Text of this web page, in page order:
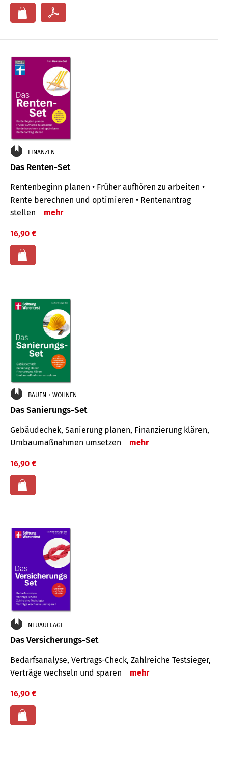
FINANZEN
Das Renten-Set
Rentenbeginn planen • Früher aufhören zu arbeiten •
Rente berechnen und optimieren • Rentenantrag
stellen
mehr
16,90 €
BAUEN + WOHNEN
Das Sanierungs-Set
Gebäudechek, Sanierung planen, Finanzierung klären,
Umbaumaßnahmen umsetzen
mehr
16,90 €
NEUAUFLAGE
Das Versicherungs-Set
Bedarfsanalyse, Vertrags-Check, Zahlreiche Testsieger,
Verträge wechseln und sparen
mehr
16,90 €